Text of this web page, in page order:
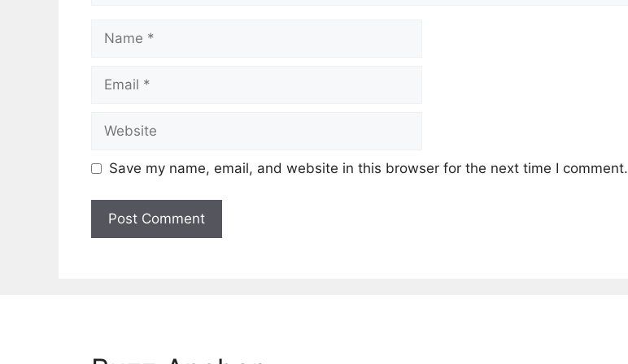
Name
Email
Website
Save my name, email, and website in this browser for the next time I comment.